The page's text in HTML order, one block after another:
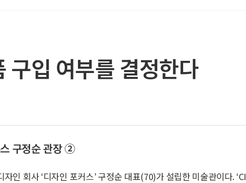
구입 여부를 결정한다
구정순 관장 ②
회사 ‘디자인 포커스’ 구정순 대표(70)가 설립한 미술관이다. ‘CI